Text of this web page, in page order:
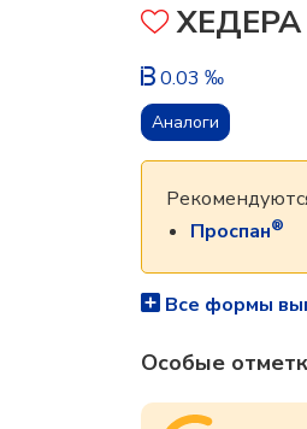
ХЕДЕРА
0.03 ‰
Аналоги
Проспан®
Все формы
Особые